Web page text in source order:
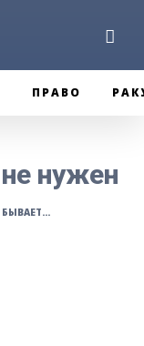
ПРАВО
нужен
БЫВАЕТ...